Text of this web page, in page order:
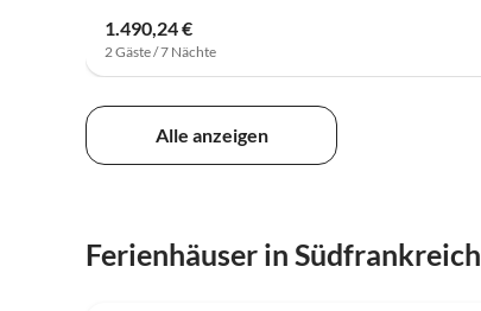
1.490,24 €
2 Gäste / 7 Nächte
Alle anzeigen
Ferienhäuser in Südfrankreich